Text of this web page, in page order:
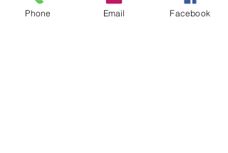
Phone Email Facebook